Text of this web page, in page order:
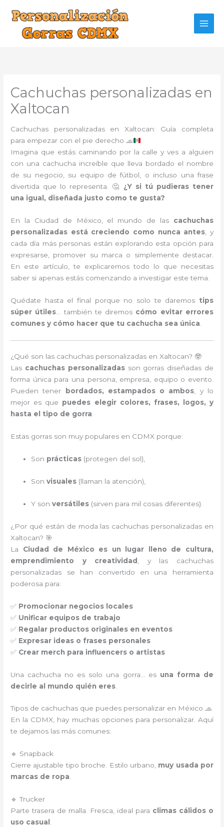
contenido
Cachuchas personalizadas en
Xaltocan
Cachuchas personalizadas en Xaltocan: Guía completa
para empezar con el pie derecho🧢
Imagina que estás caminando por la calle y ves a alguien
con una cachucha increíble que lleva bordado el nombre
de su negocio, su equipo de fútbol, o incluso una frase
divertida que lo representa. 🤔 ¿Y si tú pudieras tener
una igual, diseñada justo como te gusta?
En la Ciudad de México, el mundo de las cachuchas
personalizadas está creciendo como nunca antes , y
cada día más personas están explorando esta opción para
expresarse, promover su marca o simplemente destacar.
En este artículo, te explicaremos todo lo que necesitas
saber si apenas estás comenzando a investigar este tema.
Quédate hasta el final porque no solo te daremos tips
súper útiles … también te diremos cómo evitar errores
comunes y cómo hacer que tu cachucha sea única
¿Qué son las cachuchas personalizadas en Xaltocan? 🤓
Las cachuchas personalizadasson gorras diseñadas de
forma única para una persona, empresa, equipo o evento.
Pueden tener
bordados, estampados o ambos, y lo
mejor es que puedes elegir colores, frases, logos, y
hasta el tipo de gorra.
Estas gorras son muy populares en CDMX porque:
Son prácticas (protegen del sol),
Sonvisuales (llaman la atención),
Y sonversátiles (sirven para mil cosas diferentes).
¿Por qué están de moda las cachuchas personalizadas en
Xaltocan? 🎯
La Ciudad de México es un lugar lleno de cultura,
emprendimiento y creatividad
, y las cachuchas
personalizadas se han convertido en una herramienta
poderosa para:
✅ Promocionar negocios locales
✅ Unificar equipos de trabajo
✅ Regalar productos originales en eventos
✅ Expresar ideas o frases personales
✅ Crear merch para influencers o artistas
Una cachucha no es solo una gorra… es una forma de
decirle al mundo quién eres
Tipos de cachuchas que puedes personalizar en México 🧢
En la CDMX, hay muchas opciones para personalizar. Aquí
te dejamos las más comunes:
🔹 Snapback
Cierre ajustable tipo broche. Estilo urbano, muy usada por
marcas de ropa.
🔹 Trucker
Parte trasera de malla. Fresca, ideal para climas cálidos o
uso casual